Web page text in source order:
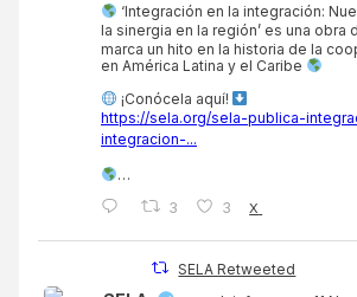
‘Integración en la integración:
la sinergia en la región’ es una obra
marca un hito en la historia de la
en América Latina y el Caribe
¡Conócela aquí!
https://sela.org/sela-publica-
integracion-...
…
3
3 X
SELA Retweeted